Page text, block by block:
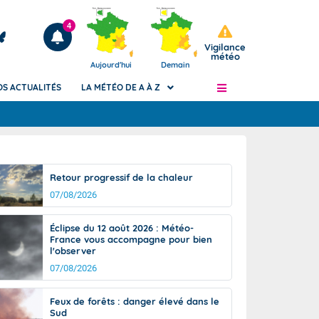
Articles
4
Aujourd'hui Demain
Vigilance
météo
de
Phénomènes dangereux de J+2 à J+7
Avertissement pluies intenses à l'échelle
des communes (Apic)
Bulletins Marine
Bulletins d'estimation du risque
d'avalanche
Météo des forêts
Vigicrues
ACTUALITÉS LA MÉTÉO DE A À Z
Retour progressif de la chaleur
07/08/2026
Éclipse du 12 août 2026 : Météo-
France vous accompagne pour bien
l'observer
07/08/2026
Feux de forêts : danger élevé dans le
Sud